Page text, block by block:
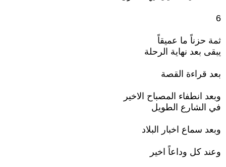
6
ثمة حزناً ما عميقاً
يبقى بعد نهاية الرحلة
بعد قراءة القصة
وبعد انطفاء المصباح الاخير
في الشارع الطويل
وبعد سماع اخبار البلاد
وعند كل وداعاً اخير